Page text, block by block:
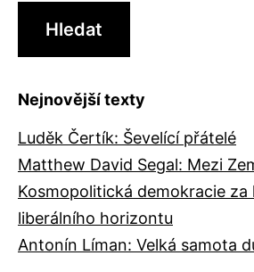
Nejnovější texty
Luděk Čertík: Ševelící přátelé
Matthew David Segal: Mezi
Kosmopolitická demokracie za
liberálního horizontu
Antonín Líman: Velká samota